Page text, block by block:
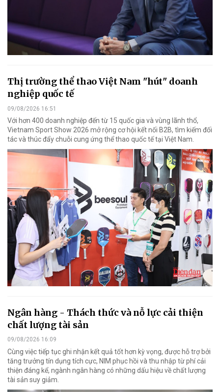
Thị trường thể thao Việt Nam "hút" doanh
nghiệp quốc tế
09/08/2026 16:51
Với hơn 400 doanh nghiệp đến từ 15 quốc gia và vùng lãnh thổ,
Vietnam Sport Show 2026 mở rộng cơ hội kết nối B2B, tìm kiếm đối
tác và thúc đẩy chuỗi cung ứng thể thao quốc tế tại Việt Nam.
Ngân hàng - Thách thức và nỗ lực cải thiện
chất lượng tài sản
09/08/2026 16:09
Cùng việc tiếp tục ghi nhận kết quả tốt hơn kỳ vọng, được hỗ trợ bởi
tăng trưởng tín dụng tích cực, NIM phục hồi và thu nhập từ phí cải
thiện đáng kể, ngành ngân hàng có những dấu hiệu về chất lượng
tài sản suy giảm.